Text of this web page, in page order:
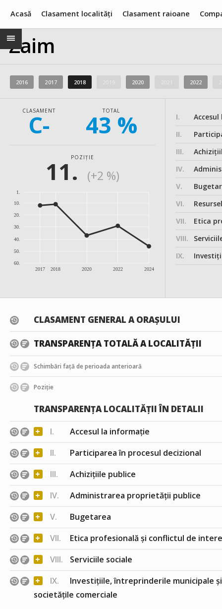
Acasă Clasament localități Clasament raioane
Zaim
2016 2017 2018 2020 2022
CLASAMENT
C- TOTAL
43 %
POZIȚIE
11. (+2 %)
2017 2018 2020 2022 2024
1.
10.
20.
30.
40.
50.
60.
I.
II.
III.
IV.
V.
VI.
VII.
Etica
VIII.
IX.
Investițiile,
CLASAMENT GENERAL A ORAȘULUI
TRANSPARENȚA TOTALĂ A LOCALITĂȚII
Schimbări față de perioada anterioară
Poziție
TRANSPARENȚA LOCALITĂȚII ÎN DETALII
+
I. Accesul la informație
+ II. Participarea în procesul decizional
+ III. Achizițiile publice
+ IV. Administrarea proprietății publice
+ V. Bugetarea
+ VII. Etica profesională și conflictul de
+ VIII. Serviciile sociale
+ IX.
Investițiile, întreprinderile municipale
societățile comerciale